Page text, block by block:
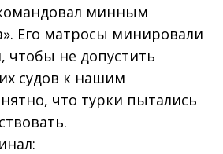
минным
Его матросы минировали
чтобы не допустить
судов к нашим
что турки пытались